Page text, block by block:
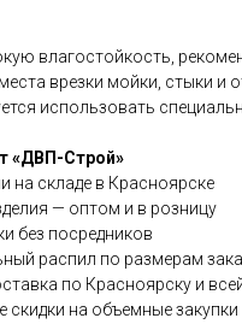
влагостойкость,
врезки мойки, стыки и
использовать
«ДВП-Строй»
на складе в Красноярске
— оптом и в розницу
без посредников
распил по размерам
по Красноярску и
скидки на объемные закупки